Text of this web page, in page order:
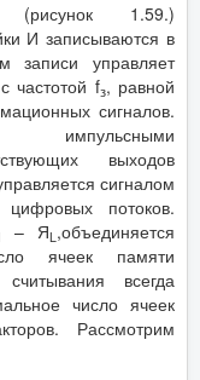
1.59.)
И записываются в
записи управляет
частотой fз, равной
сигналов.
импульсными
выходов
сигналом
потоков.
– ЯL,объединяется
ячеек памяти
всегда
число ячеек
Рассмотрим